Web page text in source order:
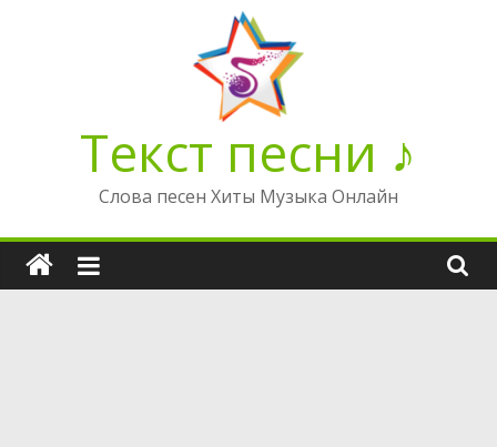
Текст песни ♪
Слова песен Хиты Музыка Онлайн